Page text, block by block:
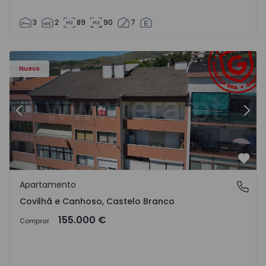
3 2 89 90 7
Nuevo
- 18
Apartamento T2 Covilhã, Covilhã e Canhoso - 1497806 -
Anterior
Covilhã e Canhoso, Castelo Branco
Apartamento
Covilhã e Canhoso, Castelo Branco
Comprar 155.000 €